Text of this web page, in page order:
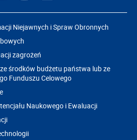
Niejawnych i Spraw Obronnych
zagrożeń
środków budżetu państwa lub ze
Funduszu Celowego
Naukowego i Ewaluacji